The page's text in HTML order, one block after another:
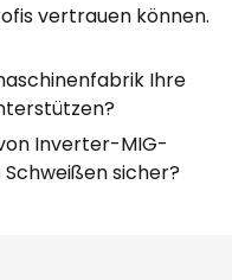
vertrauen können.
Ihre
Inverter-MIG-
sicher?